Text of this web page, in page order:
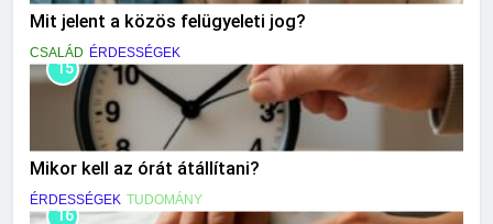
Mit jelent a közös felügyeleti jog?
CSALÁD ÉRDESSÉGEK
15
Mikor kell az órát átállítani?
ÉRDESSÉGEK TUDOMÁNY
16